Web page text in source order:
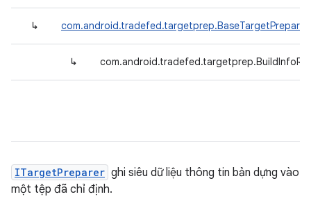
↳ com.android.tradefed.targetprep.BaseTargetPreparer
↳
ITargetPreparer ghi siêu dữ liệu thông tin bản dựng vào
một tệp đã chỉ định.